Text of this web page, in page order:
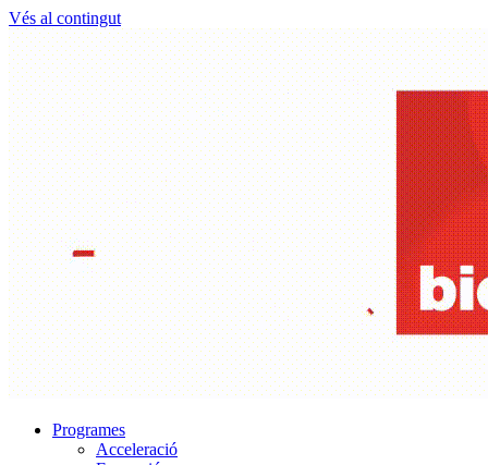
Vés al contingut
Programes
Acceleració